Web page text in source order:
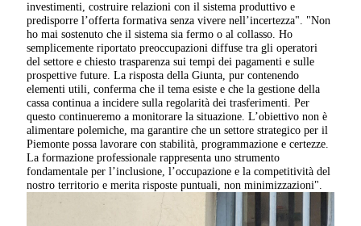
investimenti, costruire relazioni con il sistema produttivo e
predisporre l’offerta formativa senza vivere nell’incertezza". "Non
ho mai sostenuto che il sistema sia fermo o al collasso. Ho
semplicemente riportato preoccupazioni diffuse tra gli operatori
del settore e chiesto trasparenza sui tempi dei pagamenti e sulle
prospettive future. La risposta della Giunta, pur contenendo
elementi utili, conferma che il tema esiste e che la gestione della
cassa continua a incidere sulla regolarità dei trasferimenti. Per
questo continueremo a monitorare la situazione. L’obiettivo non è
alimentare polemiche, ma garantire che un settore strategico per il
Piemonte possa lavorare con stabilità, programmazione e certezze.
La formazione professionale rappresenta uno strumento
fondamentale per l’inclusione, l’occupazione e la competitività del
nostro territorio e merita risposte puntuali, non minimizzazioni".